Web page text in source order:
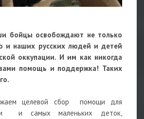
бойцы освобождают не только
и наших русских людей и детей
оккупации. И им как никогда
помощь и поддержка! Таких
целевой сбор помощи для
и и самых маленьких деток,